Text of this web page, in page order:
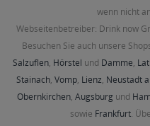
wenn nicht
Webseitenbetreiber: Drink now
Besuchen Sie auch unsere
Salzuflen, Hörstel und Damme,
Stainach, Vomp, Lienz, Neustadt
Obernkirchen, Augsburg und
sowie Frankfurt.